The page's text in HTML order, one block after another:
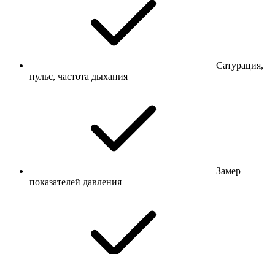
Сатурация,
пульс, частота дыхания
Замер
показателей давления